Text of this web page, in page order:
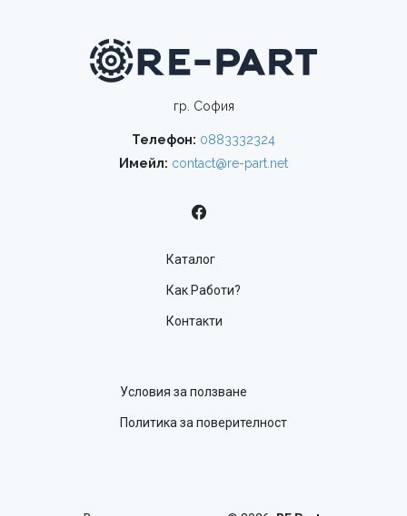
гр. София
Телефон: 0883332324
Имейл: contact@re-part.net
Каталог
Как Работи?
Контакти
Условия за ползване
Политика за поверителност